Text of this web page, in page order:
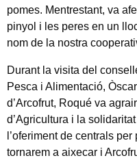
pomes. Mentrestant, va
pinyol i les peres en un
nom de la nostra
Durant la visita del
Pesca i Alimentació,
d’Arcofrut, Roqué va
d’Agricultura i la
l’oferiment de centrals
tornarem a aixecar i